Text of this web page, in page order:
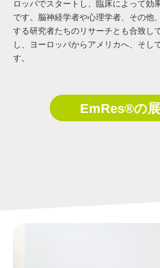
ロッパでスタートし、臨床によって効
です。脳神経学者や心理学者、その他
する研究者たちのリサーチとも合致し
し、ヨーロッパからアメリカへ、そし
す。
EmRes®の